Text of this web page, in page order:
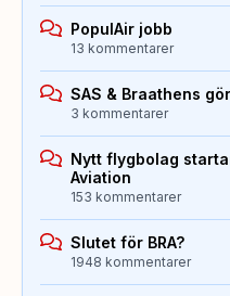
PopulAir jobb
13 kommentarer
SAS & Braathens
3 kommentarer
Nytt flygbolag
Aviation
153 kommentarer
Slutet för BRA?
1948 kommentarer